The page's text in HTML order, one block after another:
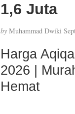
1,6 Juta
byMuhammad Dwiki
Harga
2026 |
Hemat